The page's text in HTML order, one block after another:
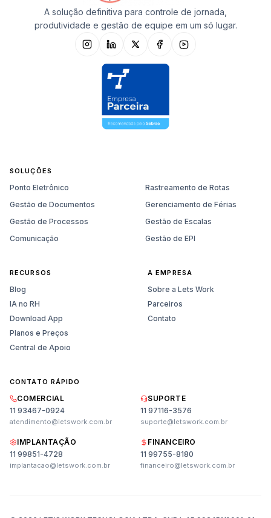
A solução definitiva para controle de jornada,
produtividade e gestão de equipe em um só lugar.
SOLUÇÕES
Ponto Eletrônico
Rastreamento de Rotas
Gestão de Documentos
Gerenciamento de Férias
Gestão de Processos
Gestão de Escalas
Comunicação
Gestão de EPI
RECURSOS
Blog
IA no RH
Download App
Planos e Preços
Central de Apoio
A EMPRESA
Sobre a Lets Work
Parceiros
Contato
CONTATO RÁPIDO
COMERCIAL
11 93467-0924
atendimento@letswork.com.br
SUPORTE
11 97116-3576
suporte@letswork.com.br
IMPLANTAÇÃO
11 99851-4728
implantacao@letswork.com.br
FINANCEIRO
11 99755-8180
financeiro@letswork.com.br
Vendas